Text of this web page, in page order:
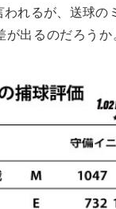
れるが、送球の
が出るのだろう